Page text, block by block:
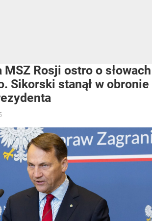
Rosji ostro o słowach
Sikorski stanął w obronie